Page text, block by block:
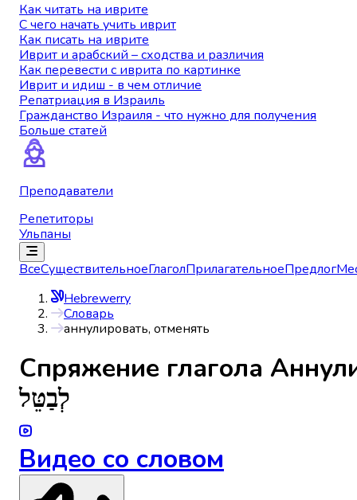
Как читать на иврите
С чего начать учить иврит
Как писать на иврите
Иврит и арабский – сходства и различия
Как перевести с иврита по картинке
Иврит и идиш - в чем отличие
Репатриация в Израиль
Гражданство Израиля - что нужно для получения
Больше статей
Преподаватели
Репетиторы
Ульпаны
ВсеСуществительноеГлаголПрилагательноеПредлог
Hebrewerry
Словарь
аннулировать, отменять
Спряжениe глагола
לְבַטֵּל
Видео со словом